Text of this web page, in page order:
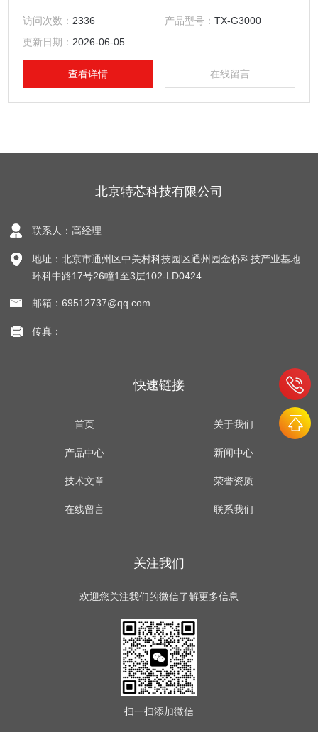
访问次数： 2336 产品型号： TX-G3000
更新日期： 2026-06-05
查看详情 在线留言
北京特芯科技有限公司
联系人：高经理
地址：北京市通州区中关村科技园区通州园金桥科技产业基地
环科中路17号26幢1至3层102-LD0424
邮箱：69512737@qq.com
传真：
快速链接
首页 关于我们
产品中心 新闻中心
技术文章 荣誉资质
在线留言 联系我们
关注我们
欢迎您关注我们的微信了解更多信息
扫一扫添加微信